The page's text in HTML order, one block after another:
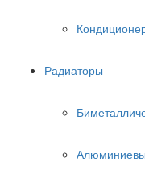
Радиаторы